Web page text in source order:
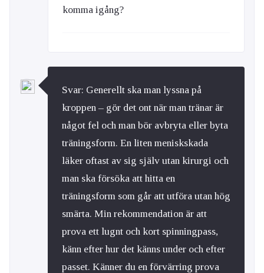
komma igång?
Svar: Generellt ska man lyssna på
kroppen – gör det ont när man tränar är
något fel och man bör avbryta eller byta
träningsform. En liten meniskskada
läker oftast av sig själv utan kirurgi och
man ska försöka att hitta en
träningsform som går att utföra utan hög
smärta. Min rekommendation är att
prova ett lugnt och kort spinningpass,
känn efter hur det känns under och efter
passet. Känner du en förvärring prova